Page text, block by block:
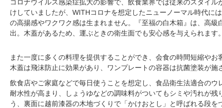
コロナウイルス感染症拡大の影響で、飲食業界では従来のスタイ
けしていましたが、WITHコロナを想定したニューノーマル時代に
の高揚感やワクワク感は生まれません。『至福の白木箱』は、高
出。木蓋があるため、運ぶときの衛生面でも安心感を与えられます
また一度に多くの料理を提供することができ、会食の時間短縮や
木蓋は飛沫防止に効果があり、ワンプレートの容器は抗菌塗装が
飲食店やご家庭などで毎日使うことを想定し、食品衛生法適合の
耐水性が高まり、しょうゆなどの調味料がついてもシミや汚れが
う、裏面に越前漆器の木地づくりで「かけおとし」と呼ばれる段